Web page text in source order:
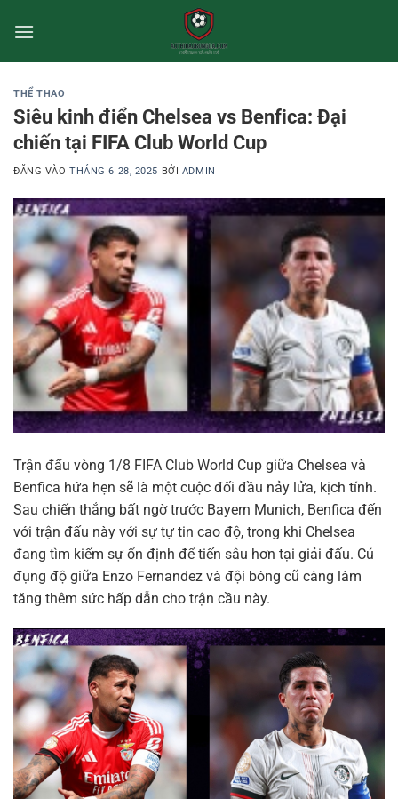
qua
THỂ THAO
Siêu kinh điển Chelsea vs Benfica: Đại
chiến tại FIFA Club World Cup
ĐĂNG VÀOTHÁNG 6 28, 2025 BỞI ADMIN
Trận đấu vòng 1/8 FIFA Club World Cup giữa Chelsea và
Benfica hứa hẹn sẽ là một cuộc đối đầu nảy lửa, kịch tính.
Sau chiến thắng bất ngờ trước Bayern Munich, Benfica đến
với trận đấu này với sự tự tin cao độ, trong khi Chelsea
đang tìm kiếm sự ổn định để tiến sâu hơn tại giải đấu. Cú
đụng độ giữa Enzo Fernandez và đội bóng cũ càng làm
tăng thêm sức hấp dẫn cho trận cầu này.